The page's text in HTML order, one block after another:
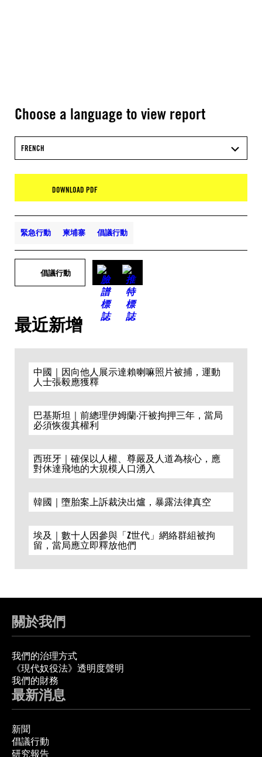
Choose a language to view report
FRENCH
DOWNLOAD PDF
緊急行動 柬埔寨 倡議行動
倡議行動
最近新增
中國｜因向他人展示達賴喇嘛照片被捕，運動
人士張毅應獲釋
巴基斯坦｜前總理伊姆蘭·汗被拘押三年，當局
必須恢復其權利
西班牙｜確保以人權、尊嚴及人道為核心，應
對休達飛地的大規模人口湧入
韓國｜墮胎案上訴裁決出爐，暴露法律真空
埃及｜數十人因參與「Z世代」網絡群組被拘
留，當局應立即釋放他們
關於我們
我們的治理方式
《現代奴役法》透明度聲明
我們的財務
最新消息
新聞
倡議行動
研究報告